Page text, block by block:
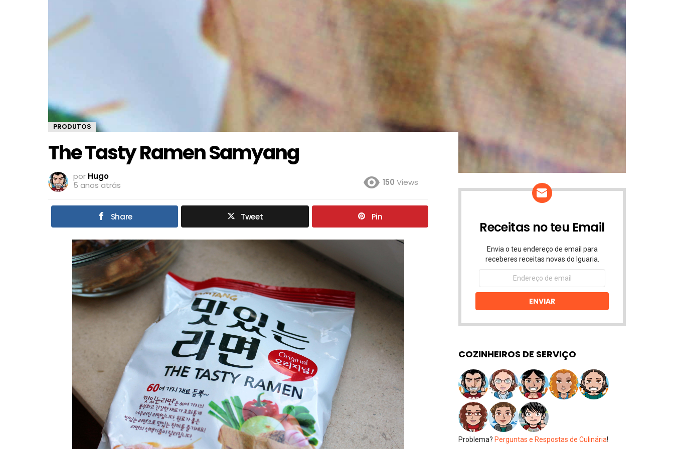
PRODUTOS
The Tasty Ramen Samyang
por Hugo
5 anos atrás
150 Views
Share Tweet Pin
Receitas no teu Email
Envia o teu endereço de email para
receberes receitas novas do Iguaria.
Endereço
email
ENVIAR
COZINHEIROS DE SERVIÇO
Problema? Perguntas e Respostas de Culinária!